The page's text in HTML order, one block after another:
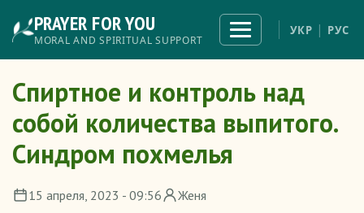
main
content
PRAYER FOR YOU
MORAL AND SPIRITUAL SUPPORT
Toggle
navigation
УКР РУС
Спиртное и контроль над
собой количества выпитого.
Синдром похмелья
15 апреля, 2023 - 09:56
Женя